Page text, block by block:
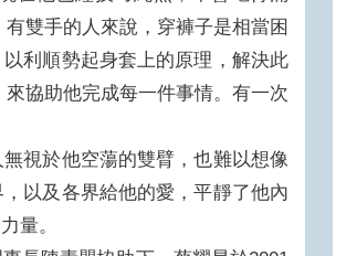
雙手的人來說，穿褲子是相當困
利順勢起身套上的原理，解決此
協助他完成每一件事情。有一次
視於他空蕩的雙臂，也難以想像
以及各界給他的愛，平靜了他內
量。